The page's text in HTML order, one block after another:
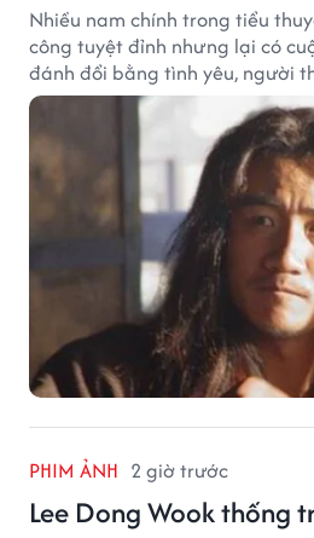
Nhiều nam chính trong tiểu
công tuyệt đỉnh nhưng lại có
đánh đổi bằng tình yêu, người
khiến độc giả không khỏi tiếc
PHIM ẢNH 2 giờ trước
Lee Dong Wook thống